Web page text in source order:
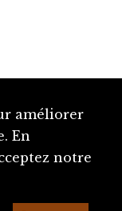
améliorer
En
notre